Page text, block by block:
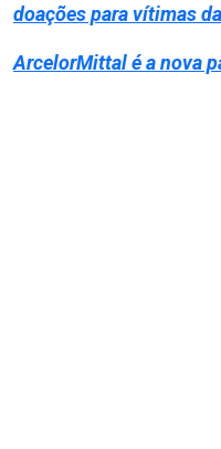
doações para vítimas
ArcelorMittal é a nova